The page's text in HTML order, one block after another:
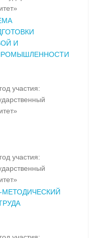
И
участия:
участия: